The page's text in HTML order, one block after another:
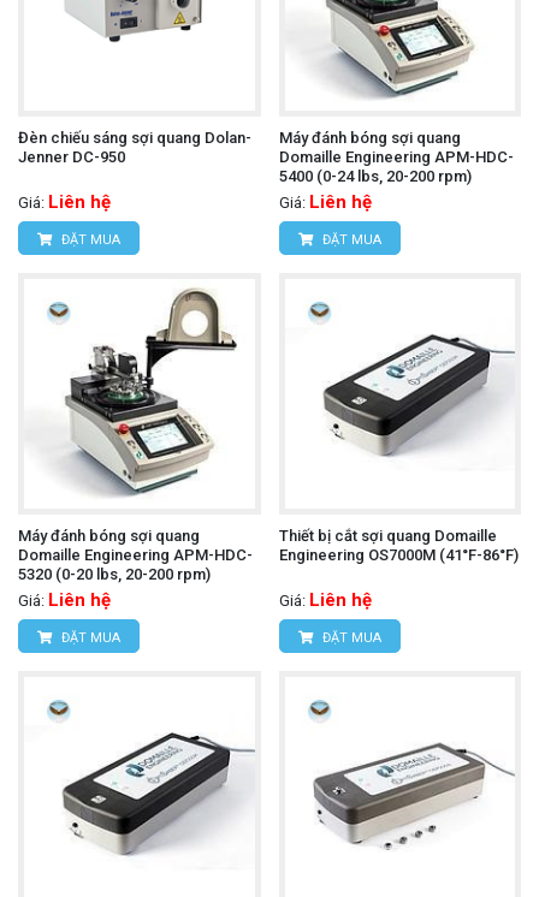
Đèn chiếu sáng sợi quang Dolan-
Jenner DC-950
Giá: Liên hệ
ĐẶT MUA
Máy đánh bóng sợi quang
Domaille Engineering APM-HDC-
5400 (0-24 lbs, 20-200 rpm)
Giá: Liên hệ
ĐẶT MUA
Máy đánh bóng sợi quang
Domaille Engineering APM-HDC-
5320 (0-20 lbs, 20-200 rpm)
Giá: Liên hệ
ĐẶT MUA
Thiết bị cắt sợi quang Domaille
Engineering OS7000M (41°F-86°F)
Giá: Liên hệ
ĐẶT MUA